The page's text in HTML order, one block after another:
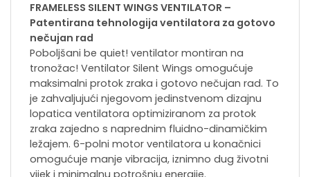
FRAMELESS SILENT WINGS VENTILATOR –
Patentirana tehnologija ventilatora za gotovo
nečujan rad
Poboljšani be quiet! ventilator montiran na
tronožac! Ventilator Silent Wings omogućuje
maksimalni protok zraka i gotovo nečujan rad. To
je zahvaljujući njegovom jedinstvenom dizajnu
lopatica ventilatora optimiziranom za protok
zraka zajedno s naprednim fluidno-dinamičkim
ležajem. 6-polni motor ventilatora u konačnici
omogućuje manje vibracija, iznimno dug životni